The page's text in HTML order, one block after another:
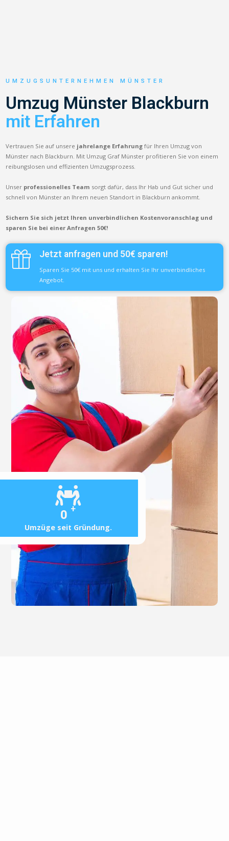
0 +
Umzüge seit Gründung.
UMZUGSUNTERNEHMEN MÜNSTER
Umzug Münster Blackburn
mit Erfahren
Vertrauen Sie auf unsere jahrelange Erfahrung für Ihren Umzug von
Münster nach Blackburn. Mit Umzug Graf Münster profitieren Sie von einem
reibungslosen und effizienten Umzugsprozess.
Unser professionelles Team sorgt dafür, dass Ihr Hab und Gut sicher und
schnell von Münster an Ihrem neuen Standort in Blackburn ankommt.
Sichern Sie sich jetzt Ihren unverbindlichen Kostenvoranschlag und
sparen Sie bei einer Anfragen 50€!
Jetzt anfragen und 50€ sparen!
Sparen Sie 50€ mit uns und erhalten Sie Ihr unverbindliches
Angebot.